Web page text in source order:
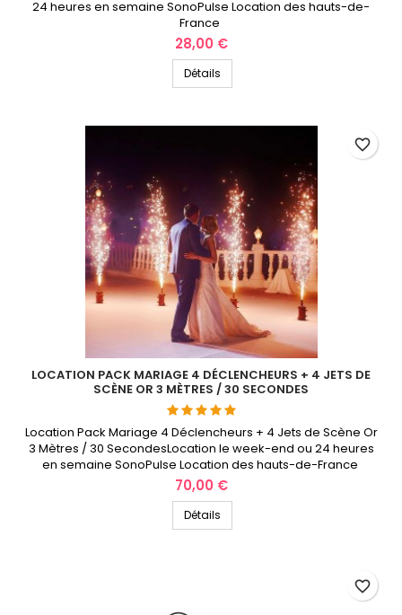
24 heures en semaine SonoPulse Location des hauts-de-
France
Prix
28,00 €
Détails
LOCATION PACK MARIAGE 4 DÉCLENCHEURS + 4 JETS DE
SCÈNE OR 3 MÈTRES / 30 SECONDES
Location Pack Mariage 4 Déclencheurs + 4 Jets de Scène Or
3 Mètres / 30 SecondesLocation le week-end ou 24 heures
en semaine SonoPulse Location des hauts-de-France
Prix
70,00 €
Détails
favorite_border
favorite_border